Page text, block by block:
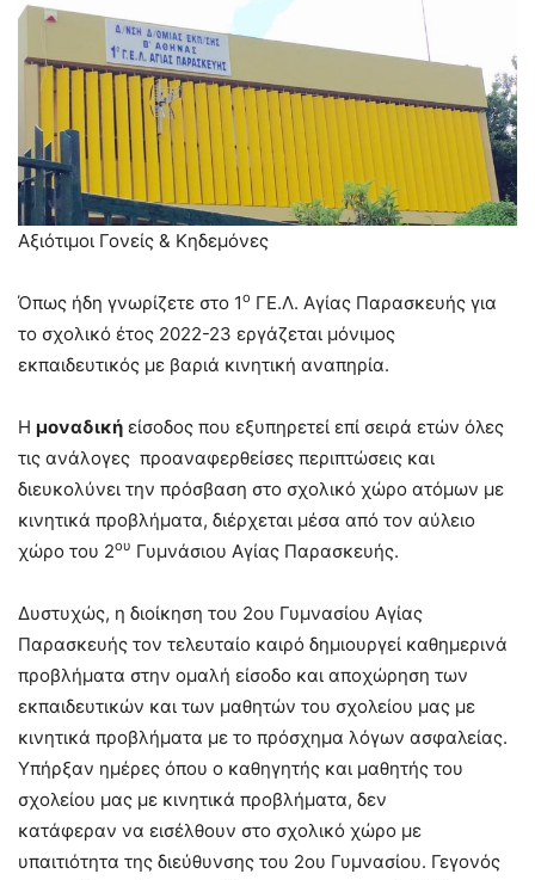
Αξιότιμοι Γονείς & Κηδεμόνες
Όπως ήδη γνωρίζετε στο 1ο ΓΕ.Λ. Αγίας Παρασκευής για
το σχολικό έτος 2022-23 εργάζεται μόνιμος
εκπαιδευτικός με βαριά κινητική αναπηρία.
Η μοναδική είσοδος που εξυπηρετεί επί σειρά ετών όλες
τις ανάλογες προαναφερθείσες περιπτώσεις και
διευκολύνει την πρόσβαση στο σχολικό χώρο ατόμων με
κινητικά προβλήματα, διέρχεται μέσα από τον αύλειο
χώρο του 2ου Γυμνάσιου Αγίας Παρασκευής.
Δυστυχώς, η διοίκηση του 2ου Γυμνασίου Αγίας
Παρασκευής τον τελευταίο καιρό δημιουργεί καθημερινά
προβλήματα στην ομαλή είσοδο και αποχώρηση των
εκπαιδευτικών και των μαθητών του σχολείου μας με
κινητικά προβλήματα με το πρόσχημα λόγων ασφαλείας.
Υπήρξαν ημέρες όπου o καθηγητής και μαθητής του
σχολείου μας με κινητικά προβλήματα, δεν
κατάφεραν να εισέλθουν στο σχολικό χώρο με
υπαιτιότητα της διεύθυνσης του 2ου Γυμνασίου. Γεγονός